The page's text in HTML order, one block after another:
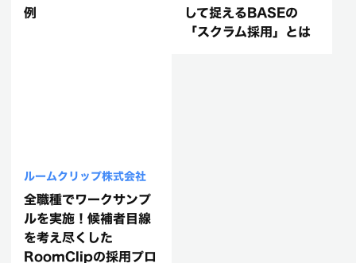
例
して捉えるBASEの
「スクラム採用」とは
ルームクリップ株式会社
全職種でワークサンプ
ルを実施！候補者目線
を考え尽くした
RoomClipの採用プロ